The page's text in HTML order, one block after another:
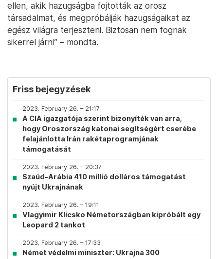
ellen, akik hazugságba fojtották az orosz
társadalmat, és megpróbálják hazugságaikat az
egész világra terjeszteni. Biztosan nem fognak
sikerrel járni” – mondta.
Friss bejegyzések
2023. February 26. – 21:17
A CIA igazgatója szerint bizonyíték van arra,
hogy Oroszország katonai segítségért cserébe
felajánlotta Irán rakétaprogramjának
támogatását
2023. February 26. – 20:37
Szaúd-Arábia 410 millió dolláros támogatást
nyújt Ukrajnának
2023. February 26. – 19:11
Vlagyimir Klicsko Németországban kipróbált egy
Leopard 2 tankot
2023. February 26. – 17:33
Német védelmi miniszter: Ukrajna 300